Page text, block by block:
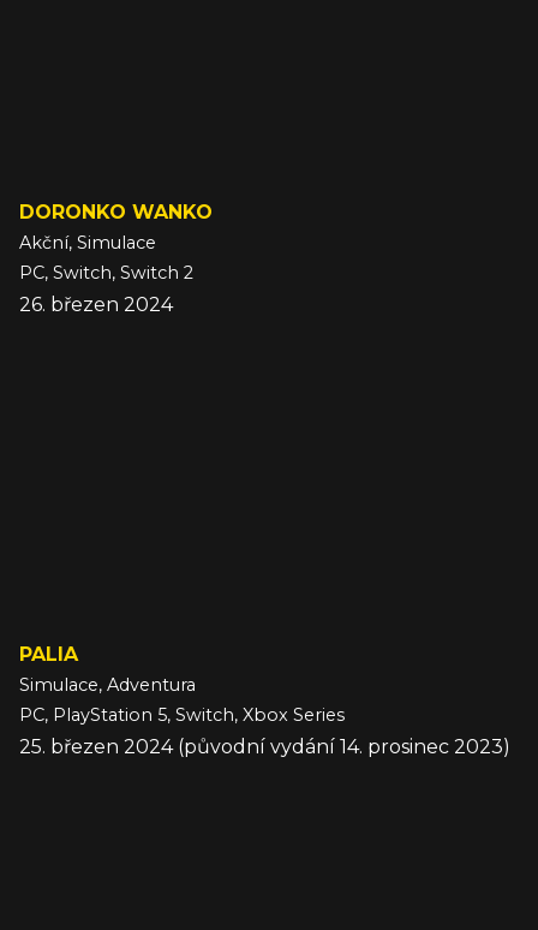
DORONKO WANKO
Akční, Simulace
PC, Switch, Switch 2
26. březen 2024
PALIA
Simulace, Adventura
PC, PlayStation 5, Switch, Xbox Series
25. březen 2024 (původní vydání 14. prosinec 2023)